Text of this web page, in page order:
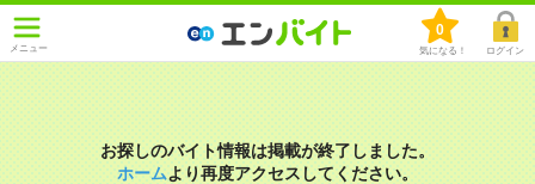
メニュー
0
気になる！ ログイン
お探しのバイト情報は掲載が終了しました。
ホームより再度アクセスしてください。